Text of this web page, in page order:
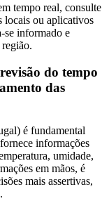
tempo real, consulte
locais ou aplicativos
se informado e
do tempo
das
é fundamental
informações
umidade,
em mãos, é
mais assertivas,